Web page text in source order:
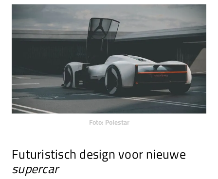
Foto: Polestar
Futuristisch design voor nieuwe
supercar